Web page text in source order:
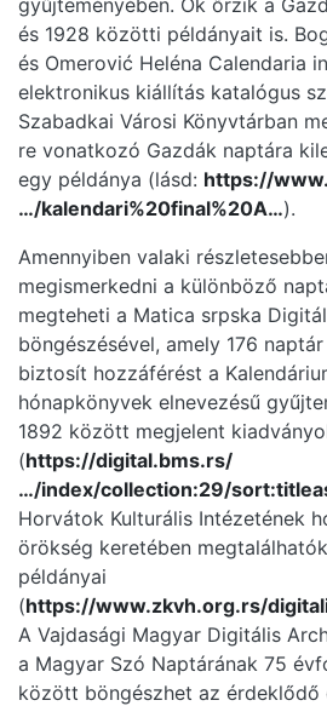
és 1928 közötti példányait is.
és Omerović Heléna Calendaria
elektronikus kiállítás katalógus
Szabadkai Városi Könyvtárban
re vonatkozó Gazdák naptára
egy példánya (lásd: https://
…/kalendari%20final%20A…).
Amennyiben valaki
megismerkedni a különböző
megteheti a Matica srpska
böngészésével, amely 176
biztosít hozzáférést a
hónapkönyvek elnevezésű
1892 között megjelent
(https://digital.bms.rs/
…/index/collection:29/
Horvátok Kulturális Intézetének
örökség keretében
példányai
(https://www.zkvh.org.rs/
A Vajdasági Magyar Digitális
a Magyar Szó Naptárának 75
között böngészhet az érdeklődő